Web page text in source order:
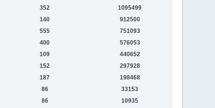
352
1095499
140
912500
555
751093
400
576053
109
440652
152
297928
187
198468
86
33153
86
10935